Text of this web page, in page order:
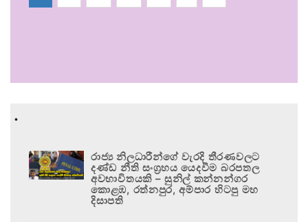
.
රාජ්‍ය නිලධාරීන්ගේ වැරදි තීරණවලට
දණ්ඩ නීති සංග්‍රහය යෙදවීම බරපතල
අවභාවිතයකි – සුනිල් කන්නන්ගර
කොළඹ, රත්නපුර, අම්පාර හිටපු මහ
දිසාපති